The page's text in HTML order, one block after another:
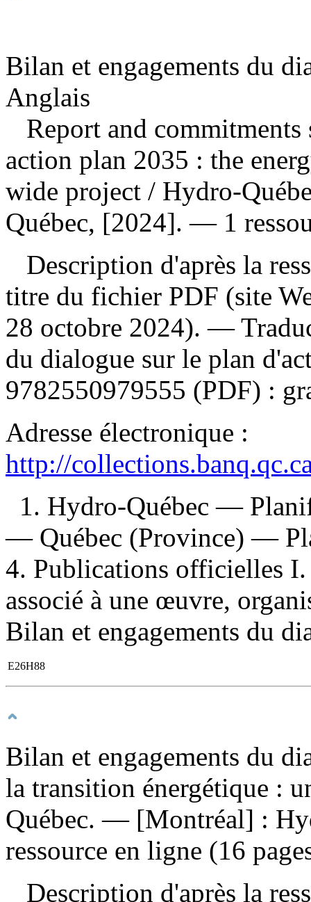
Bilan et engagements du
Anglais
Report and
action plan 2035 : the
wide project / Hydro-
Québec, [2024]. — 1
Description d'après la
titre du fichier PDF (site
28 octobre 2024). —
du dialogue sur le plan
9782550979555 (PDF) :
Adresse électronique :
http://
1. Hydro-Québec —
— Québec (Province) —
4. Publications officielles
associé à une œuvre,
Bilan et engagements du
E26H88
Bilan et engagements du
la transition énergétique :
Québec. — [Montréal] :
ressource en ligne (16
Description d'après la